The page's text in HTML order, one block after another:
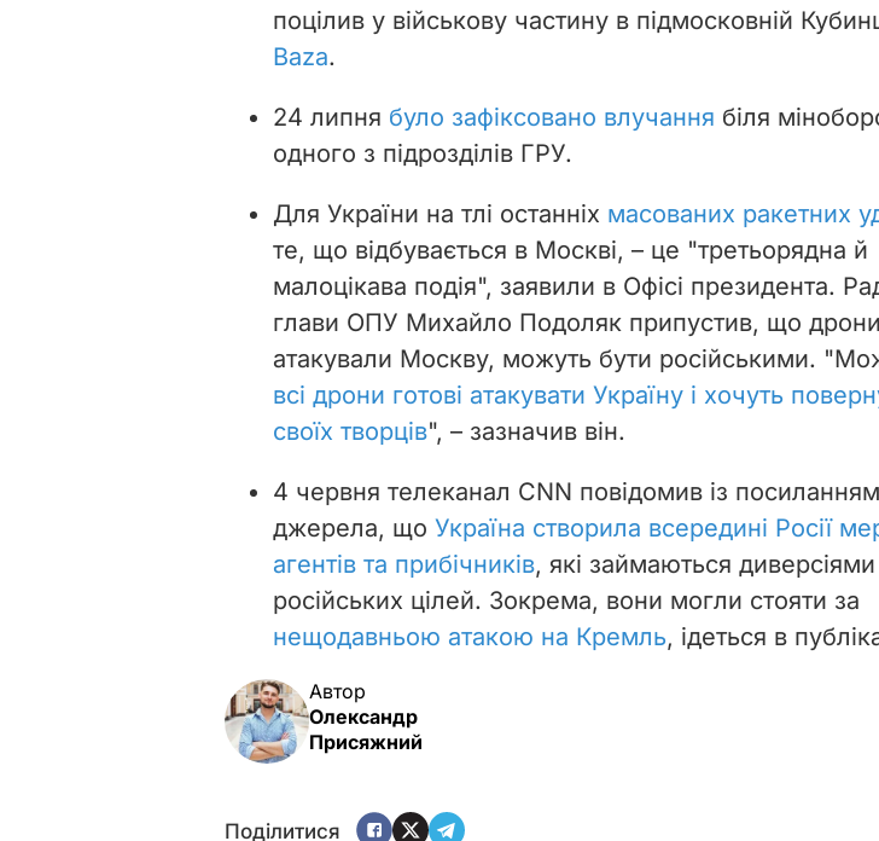
поцілив у військову частину в підмосковній
Baza.
24 липня було зафіксовано влучання біля
одного з підрозділів ГРУ.
Для України на тлі останніх масованих ракетних
те, що відбувається в Москві, – це "третьорядна й
малоцікава подія", заявили в Офісі президента.
глави ОПУ Михайло Подоляк припустив, що
атакували Москву, можуть бути російськими.
всі дрони готові атакувати Україну і хочуть
своїх творців", – зазначив він.
4 червня телеканал CNN повідомив із
джерела, що Україна створила всередині Росії
агентів та прибічників, які займаються
російських цілей. Зокрема, вони могли стояти за
нещодавньою атакою на Кремль, ідеться в
Автор
Олександр
Присяжний
Поділитися